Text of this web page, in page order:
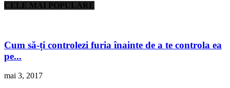
CELE MAI POPULARE
Cum să-ți controlezi furia înainte de a te controla ea
pe...
mai 3, 2017